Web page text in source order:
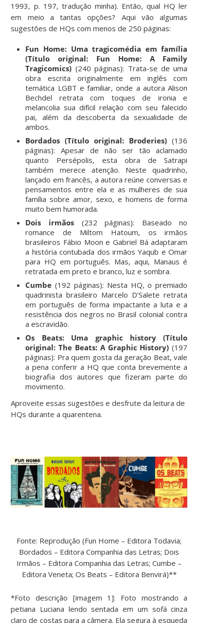
1993, p. 197, tradução minha). Então, qual HQ ler
em meio a tantas opções? Aqui vão algumas
sugestões de HQs com menos de 250 páginas:
Fun Home: Uma tragicomédia em família
(Título original: Fun Home: A Family
Tragicomics) (240 páginas): Trata-se de uma
obra escrita originalmente em inglês com
temática LGBT e familiar, onde a autora Alison
Bechdel retrata com toques de ironia e
melancolia sua difícil relação com seu falecido
pai, além da descoberta da sexualidade de
ambos.
Bordados (Título original: Broderies) (136
páginas): Apesar de não ser tão aclamado
quanto Persépolis, esta obra de Satrapi
também merece atenção. Neste quadrinho,
lançado em francês, a autora reúne conversas e
pensamentos entre ela e as mulheres de sua
família sobre amor, sexo, e homens de forma
muito bem humorada.
Dois irmãos (232 páginas): Baseado no
romance de Miltom Hatoum, os irmãos
brasileiros Fábio Moon e Gabriel Bá adaptaram
a história contubada dos irmãos Yaqub e Omar
para HQ em português. Mas, aqui, Manaus é
retratada em preto e branco, luz e sombra.
Cumbe (192 páginas): Nesta HQ, o premiado
quadrinista brasileiro Marcelo D’Salete retrata
em português de forma impactante a luta e a
resistência dos negros no Brasil colonial contra
a escravidão.
Os Beats: Uma graphic history (Título
original: The Beats: A Graphic History) (197
páginas): Pra quem gosta da geração Beat, vale
a pena conferir a HQ que conta brevemente a
biografia dos autores que fizeram parte do
movimento.
Aproveite essas sugestões e desfrute da leitura de
HQs durante a quarentena.
Fonte: Reprodução (Fun Home – Editora Todavia;
Bordados – Editora Companhia das Letras; Dois
Irmãos – Editora Companhia das Letras; Cumbe –
Editora Veneta; Os Beats – Editora Benvirá)**
*Foto descrição [imagem 1]: Foto mostrando a
petiana Luciana lendo sentada em um sofá cinza
claro de costas para a câmera. Ela segura à esqueda